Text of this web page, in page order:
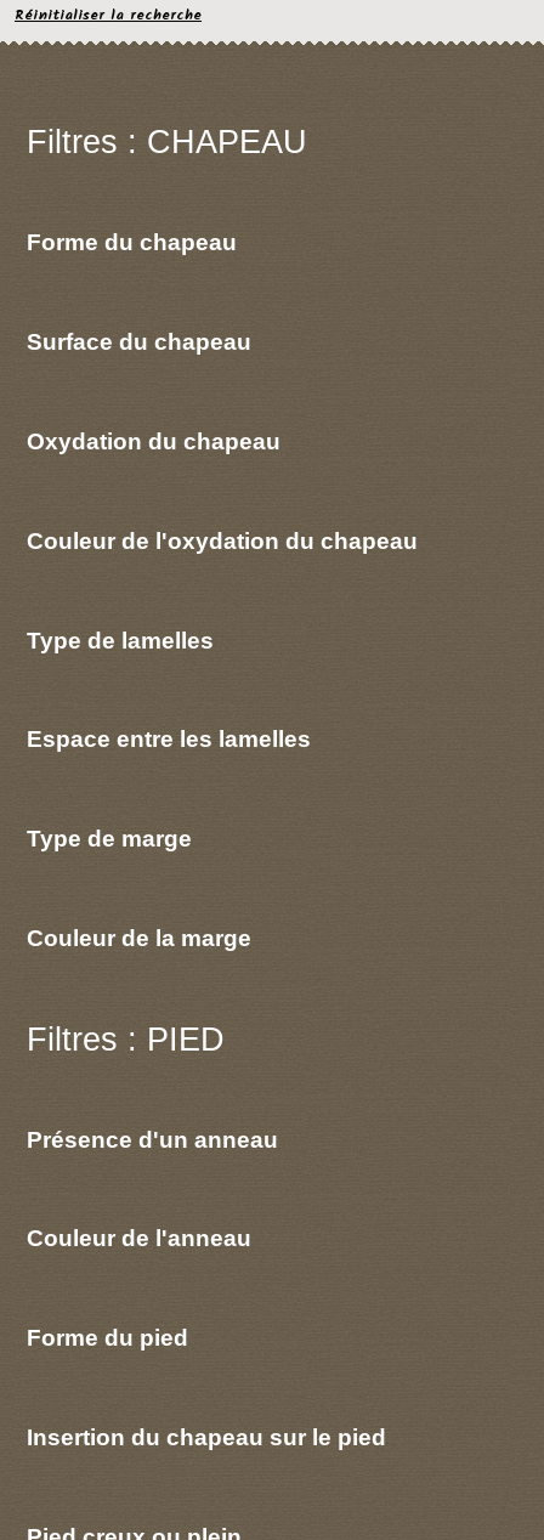
Réinitialiser la recherche
Filtres : CHAPEAU
Forme du chapeau
Surface du chapeau
Oxydation du chapeau
Couleur de l'oxydation du chapeau
Type de lamelles
Espace entre les lamelles
Type de marge
Couleur de la marge
Filtres : PIED
Présence d'un anneau
Couleur de l'anneau
Forme du pied
Insertion du chapeau sur le pied